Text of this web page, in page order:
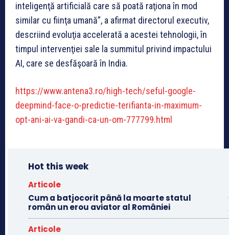
inteligenţă artificială care să poată raţiona în mod
similar cu fiinţa umană”, a afirmat directorul executiv,
descriind evoluţia accelerată a acestei tehnologii, în
timpul intervenţiei sale la summitul privind impactului
AI, care se desfăşoară în India.
https://www.antena3.ro/high-tech/seful-google-
deepmind-face-o-predictie-terifianta-in-maximum-
opt-ani-ai-va-gandi-ca-un-om-777799.html
Hot this week
Articole
Cum a batjocorit până la moarte statul
român un erou aviator al României
Articole